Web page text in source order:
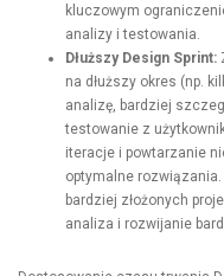
kluczowym
analizy i testowania.
Dłuższy Design Sprint:
na dłuższy okres (np.
analizę, bardziej
testowanie z
iteracje i powtarzanie
optymalne
bardziej złożonych
analiza i rozwijanie